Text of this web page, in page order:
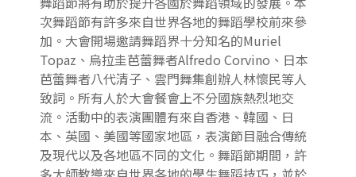
次舞蹈節有許多來自世界各地的舞蹈學校前來參
加。大會開場邀請舞蹈界十分知名的Muriel
Topaz、烏拉圭芭蕾舞者Alfredo Corvino、日本
芭蕾舞者八代清子、雲門舞集創辦人林懷民等人
致詞。所有人於大會餐會上不分國族熱烈地交
流。活動中的表演團體有來自香港、韓國、日
本、英國、美國等國家地區，表演節目融合傳統
及現代以及各地區不同的文化。舞蹈節期間，許